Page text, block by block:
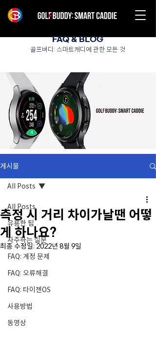
골프버디: 스마트캐디에 관한 모든 것
FAQ & BLOG
게시물
All Posts
유용한 팁
자주하는 질문
FAQ: 계정 문제
FAQ: 오류해결
FAQ: 타이젠OS
사용방법
동영상
All Posts
측정 시 거리 차이가날땐 어떻
게 하나요?
최종 수정일: 2022년 8월 9일